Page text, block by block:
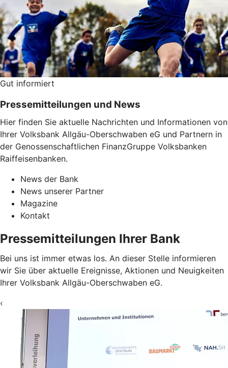
Gut informiert
Pressemitteilungen und News
Hier finden Sie aktuelle Nachrichten und Informationen von
Ihrer Volksbank Allgäu-Oberschwaben eG und Partnern in
der Genossenschaftlichen FinanzGruppe Volksbanken
Raiffeisenbanken.
News der Bank
News unserer Partner
Magazine
Kontakt
Pressemitteilungen Ihrer Bank
Bei uns ist immer etwas los. An dieser Stelle informieren
wir Sie über aktuelle Ereignisse, Aktionen und Neuigkeiten
Ihrer Volksbank Allgäu-Oberschwaben eG.
‹